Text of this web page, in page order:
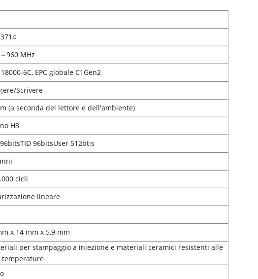
～960 MHz
18000-6C, EPC globale C1Gen2
Scrivere
(a seconda del lettore e dell'ambiente)
H3
96bitsTID 96bitsUser 512btis
cicli
lineare
x 14 mm x 5,9 mm
per stampaggio a iniezione e materiali ceramici resistenti alle
temperature